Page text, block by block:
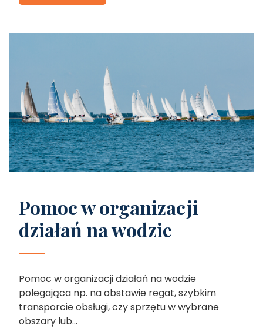
Pomoc w organizacji
działań na wodzie
Pomoc w organizacji działań na wodzie
polegająca np. na obstawie regat, szybkim
transporcie obsługi, czy sprzętu w wybrane
obszary lub...